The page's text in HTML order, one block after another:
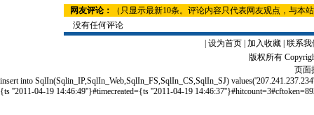
网友评论：
（只显示最新10条。评论内容只代表网友观点，与本
没有任何评论
设为首页| 加入收藏| 联系我
版权所有
页面
insert into SqlIn(Sqlin_IP,SqlIn_Web,SqlIn_FS,SqlIn_CS,SqlIn_SJ)
{ts ''2011-04-19 14:46:49''}#timecreated={ts ''2011-04-19